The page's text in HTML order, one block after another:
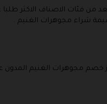
فئات الاصناف الاكثر
مجوهرات الغنيم المدون